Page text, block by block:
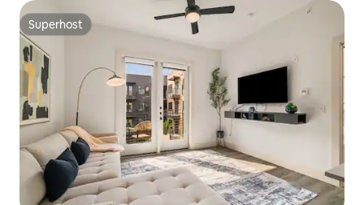
Superhost
Superhost